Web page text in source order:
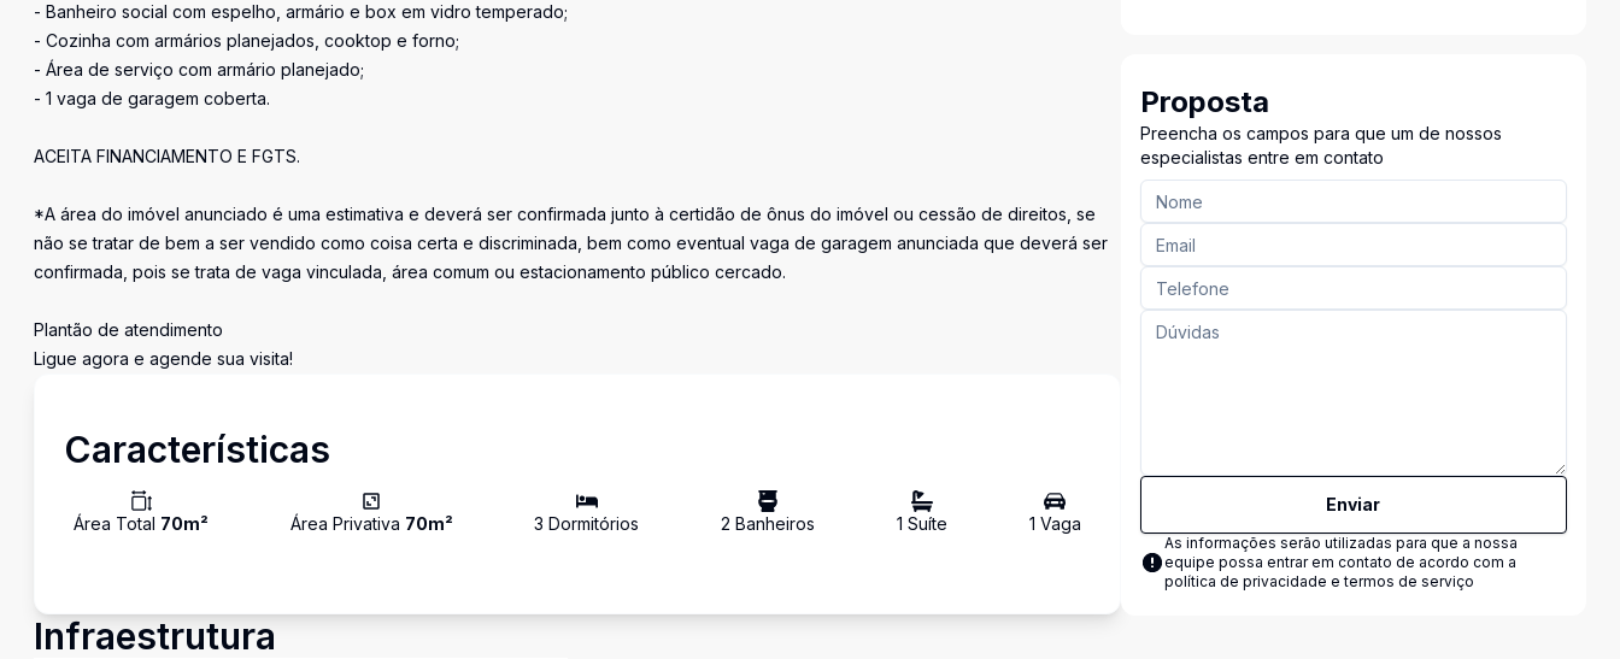
- Banheiro social com espelho, armário e box em vidro temperado;
- Cozinha com armários planejados, cooktop e forno;
- Área de serviço com armário planejado;
- 1 vaga de garagem coberta.
ACEITA FINANCIAMENTO E FGTS.
*A área do imóvel anunciado é uma estimativa e deverá ser confirmada junto à certidão de ônus do imóvel ou cessão de direitos, se
não se tratar de bem a ser vendido como coisa certa e discriminada, bem como eventual vaga de garagem anunciada que deverá ser
confirmada, pois se trata de vaga vinculada, área comum ou estacionamento público cercado.
Plantão de atendimento
Ligue agora e agende sua visita!
Características
Área Total 70m² Área Privativa 70m² 3 Dormitórios 2 Banheiros 1 Suíte 1 Vaga
Infraestrutura
Proposta
Preencha os campos para que um de nossos
especialistas entre em contato
Enviar
As informações serão utilizadas para que a nossa
equipe possa entrar em contato de acordo com a
política de privacidade e termos de serviço